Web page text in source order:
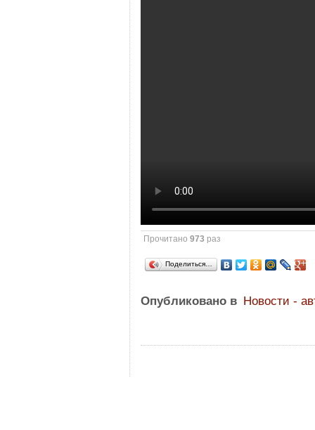
Прочитано973 раз
Поделиться…
Опубликовано в Новости -